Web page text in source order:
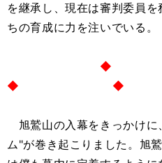
を継承し、現在は審判委員
ちの育成に力を注いでいる。
◆ ◆
旭鷲山の入幕をきっかけに
ム"が巻き起こりました。旭